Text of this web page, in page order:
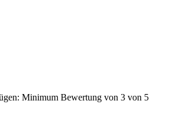
Minimum Bewertung von 3 von 5